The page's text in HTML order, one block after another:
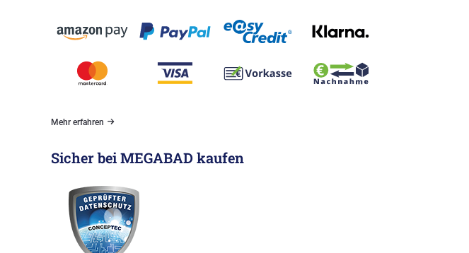
Mehr erfahren
Sicher bei MEGABAD kaufen